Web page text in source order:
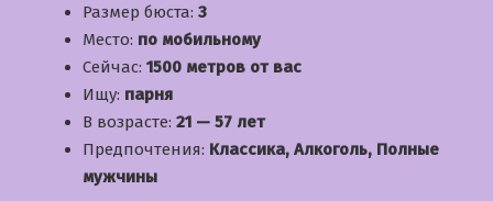
Размер бюста: 3
Место: по мобильному
Сейчас: 1500 метров от вас
Ищу: парня
В возрасте: 21 — 57 лет
Предпочтения: Классика, Алкоголь, Полные
мужчины